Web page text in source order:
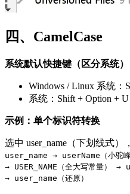
四、CamelCase
系统默认快捷键（区分系统）
Windows / Linux 系统：
系统：Shift + Option + U
示例：单个标识符转换
选中 user_name（下划线式
user_name → userName（小驼
→ USER_NAME（全大写常量） →
→ user_name（还原）